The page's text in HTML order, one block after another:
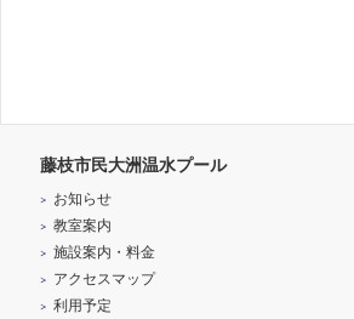
藤枝市民大洲温水プール
お知らせ
教室案内
施設案内・料金
アクセスマップ
利用予定